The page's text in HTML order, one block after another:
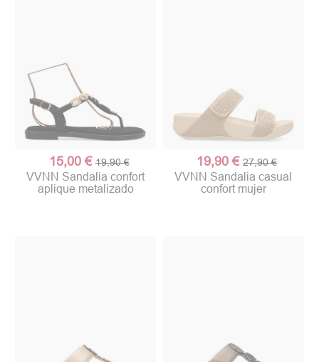
15,00 € 19,90 €
VVNN Sandalia confort
aplique metalizado
19,90 € 27,90 €
VVNN Sandalia casual
confort mujer